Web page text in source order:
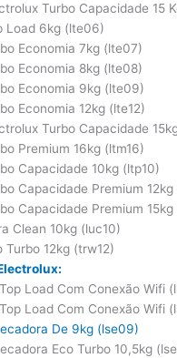
Turbo Capacidade 15
Load 6kg (lte06)
Economia 7kg (lte07)
Economia 8kg (lte08)
Economia 9kg (lte09)
Economia 12kg (lte12)
Turbo Capacidade
Premium 16kg (ltm16)
Capacidade 10kg (ltp10)
Capacidade Premium 12kg
Capacidade Premium 15kg
Clean 10kg (luc10)
Turbo 12kg (trw12)
Load Com Conexão Wifi
Load Com Conexão Wifi
De 9kg (lse09)
Eco Turbo 10,5kg